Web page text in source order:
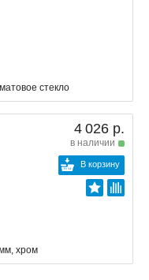
стекло
4 026 р.
в наличии
В корзину
хром